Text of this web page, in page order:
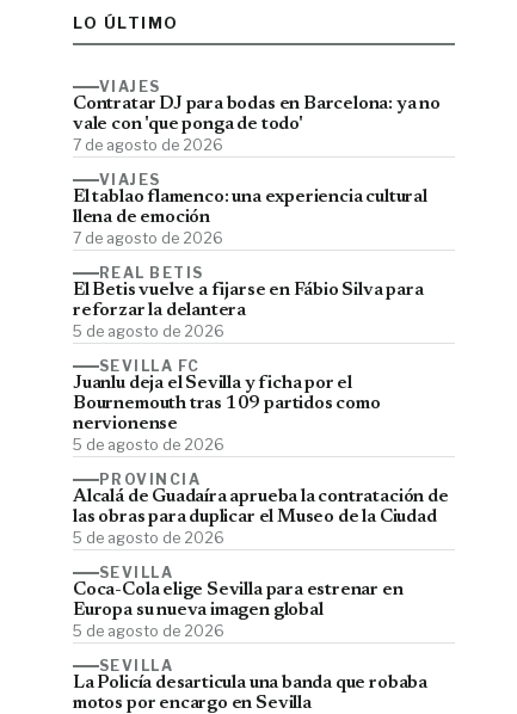
LO ÚLTIMO
VIAJES
Contratar DJ para bodas en Barcelona: ya no
vale con 'que ponga de todo'
7 de agosto de 2026
VIAJES
El tablao flamenco: una experiencia cultural
llena de emoción
7 de agosto de 2026
REAL BETIS
El Betis vuelve a fijarse en Fábio Silva para
reforzar la delantera
5 de agosto de 2026
SEVILLA FC
Juanlu deja el Sevilla y ficha por el
Bournemouth tras 109 partidos como
nervionense
5 de agosto de 2026
PROVINCIA
Alcalá de Guadaíra aprueba la contratación de
las obras para duplicar el Museo de la Ciudad
5 de agosto de 2026
SEVILLA
Coca-Cola elige Sevilla para estrenar en
Europa su nueva imagen global
5 de agosto de 2026
SEVILLA
La Policía desarticula una banda que robaba
motos por encargo en Sevilla